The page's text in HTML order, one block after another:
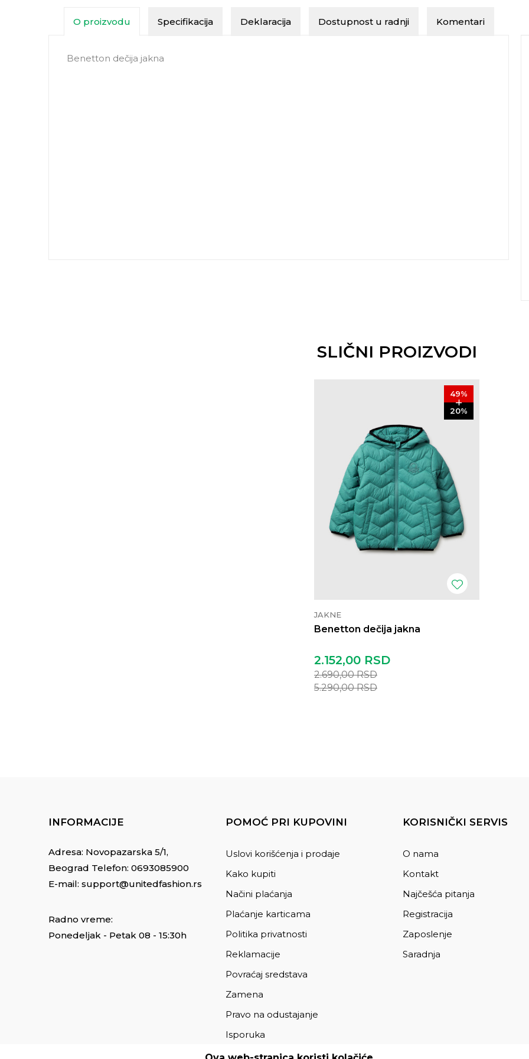
O proizvodu Specifikacija Deklaracija Dostupnost u radnji Komentari
Benetton dečija jakna
SLIČNI PROIZVODI
49%
20%
JAKNE
Benetton dečija jakna
2.152,00 RSD
2.690,00RSD
5.290,00RSD
INFORMACIJE
Adresa: Novopazarska 5/1,
Beograd Telefon: 0693085900
E-mail: support@unitedfashion.rs
Radno vreme:
Ponedeljak - Petak 08 - 15:30h
POMOĆ PRI KUPOVINI
Uslovi korišćenja i prodaje
Kako kupiti
Načini plaćanja
Plaćanje karticama
Politika privatnosti
Reklamacije
Povraćaj sredstava
Zamena
Pravo na odustajanje
Isporuka
KORISNIČKI SERVIS
O nama
Kontakt
Najčešća pitanja
Registracija
Zaposlenje
Saradnja